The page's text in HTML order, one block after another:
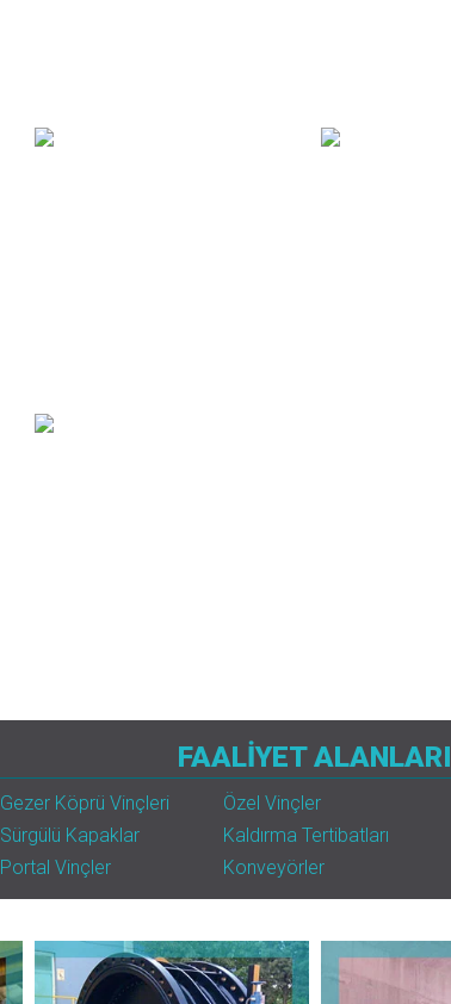
FAALİYET ALANLARI
Gezer Köprü Vinçleri
Sürgülü Kapaklar
Portal Vinçler
Özel Vinçler
Kaldırma Tertibatları
Konveyörler